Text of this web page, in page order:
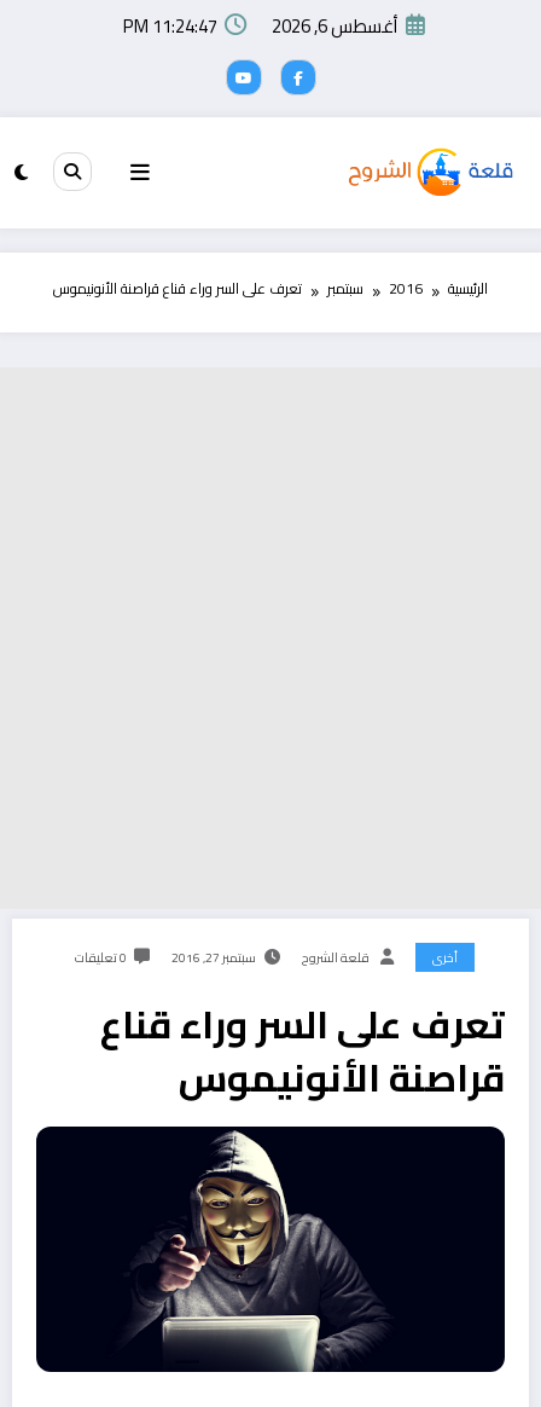
أغسطس 6, 2026 11:24:48 PM
الرئيسية 2016 سبتمبر تعرف على السر وراء قناع قراصنة الأنونيموس
أخرى قلعة الشروح سبتمبر 27, 2016 0 تعليقات
تعرف على السر وراء قناع
قراصنة الأنونيموس